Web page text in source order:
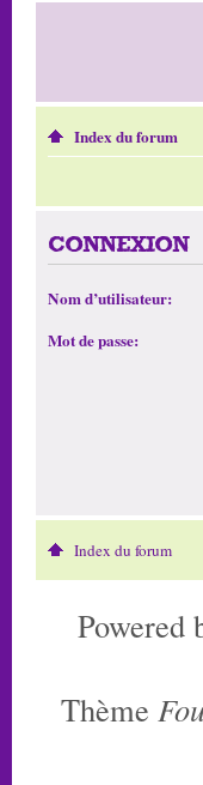
Index du forum
CONNEXION
Nom d’utilisateur:
Mot de passe:
Index du forum
Powered
Thème